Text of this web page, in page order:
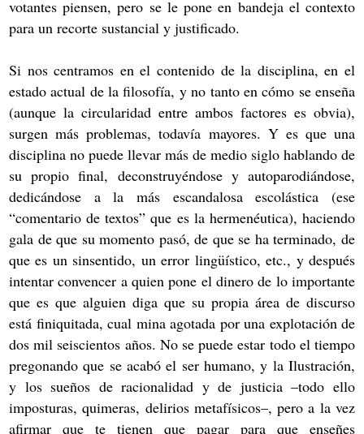
votantes piensen, pero se le pone en bandeja el contexto
para un recorte sustancial y justificado.
Si nos centramos en el contenido de la disciplina, en el
estado actual de la filosofía, y no tanto en cómo se enseña
(aunque la circularidad entre ambos factores es obvia),
surgen más problemas, todavía mayores. Y es que una
disciplina no puede llevar más de medio siglo hablando de
su propio final, deconstruyéndose y autoparodiándose,
dedicándose a la más escandalosa escolástica (ese
“comentario de textos” que es la hermenéutica), haciendo
gala de que su momento pasó, de que se ha terminado, de
que es un sinsentido, un error lingüístico, etc., y después
intentar convencer a quien pone el dinero de lo importante
que es que alguien diga que su propia área de discurso
está finiquitada, cual mina agotada por una explotación de
dos mil seiscientos años. No se puede estar todo el tiempo
pregonando que se acabó el ser humano, y la Ilustración,
y los sueños de racionalidad y de justicia –todo ello
imposturas, quimeras, delirios metafísicos–, pero a la vez
afirmar que te tienen que pagar para que enseñes